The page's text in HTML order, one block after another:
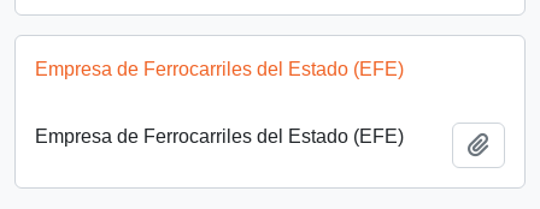
Empresa de Ferrocarriles del Estado (EFE)
Empresa de Ferrocarriles del Estado (EFE)